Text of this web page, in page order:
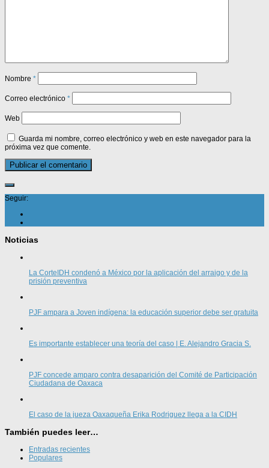
Nombre *
Correo electrónico *
Web
Guarda mi nombre, correo electrónico y web en este navegador para la
próxima vez que comente.
Seguir:
Noticias
La CorteIDH condenó a México por la aplicación del arraigo y de la
prisión preventiva
PJF ampara a Joven indígena: la educación superior debe ser gratuita
Es importante establecer una teoría del caso | E. Alejandro Gracia S.
PJF concede amparo contra desaparición del Comité de Participación
Ciudadana de Oaxaca
El caso de la jueza Oaxaqueña Erika Rodriguez llega a la CIDH
También puedes leer…
Entradas recientes
Populares